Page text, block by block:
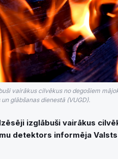
vairākus cilvēkus no degošiem
glābšanas dienestā (VUGD).
izglābuši vairākus
detektors informēja